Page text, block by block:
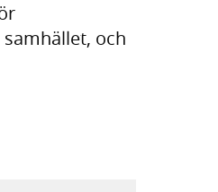
och